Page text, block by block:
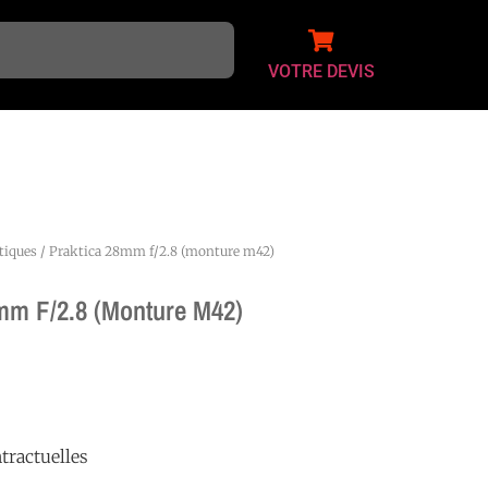
VOTRE DEVIS
/ Praktica 28mm f/2.8 (monture m42)
F/2.8 (monture M42)